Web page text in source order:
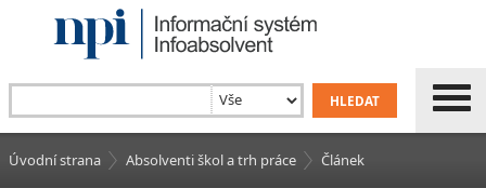
Úvodní strana Absolventi škol a trh práce Článek